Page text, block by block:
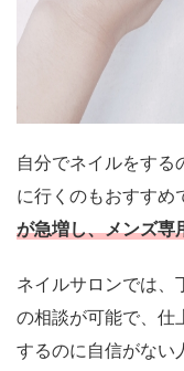
自分でネイルをする
に行くのもおすすめ
が急増し、メンズ専
ネイルサロンでは、
の相談が可能で、仕
するのに自信がない